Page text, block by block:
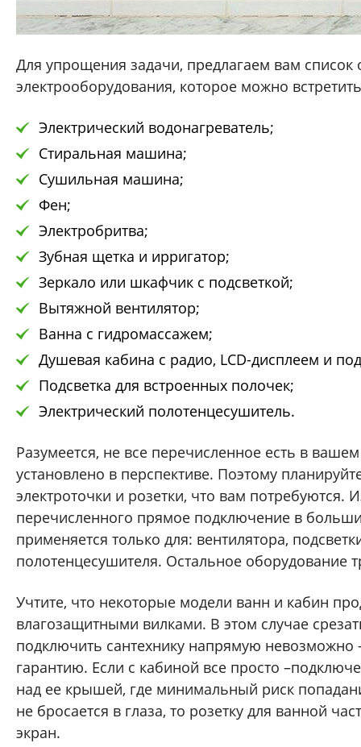
Для упрощения задачи, предлагаем вам список
электрооборудования, которое можно
Электрический водонагреватель;
Стиральная машина;
Сушильная машина;
Фен;
Электробритва;
Зубная щетка и ирригатор;
Зеркало или шкафчик с подсветкой;
Вытяжной вентилятор;
Ванна с гидромассажем;
Душевая кабина с радио, LCD-дисплеем и
Подсветка для встроенных полочек;
Электрический полотенцесушитель.
Разумеется, не все перечисленное есть в
установлено в перспективе. Поэтому
электроточки и розетки, что вам потребуются.
перечисленного прямое подключение в
применяется только для: вентилятора,
полотенцесушителя. Остальное оборудование
Учтите, что некоторые модели ванн и кабин
влагозащитными вилками. В этом случае
подключить сантехнику напрямую невозможно
гарантию. Если с кабиной все просто
над ее крышей, где минимальный риск
не бросается в глаза, то розетку для ванной
экран.